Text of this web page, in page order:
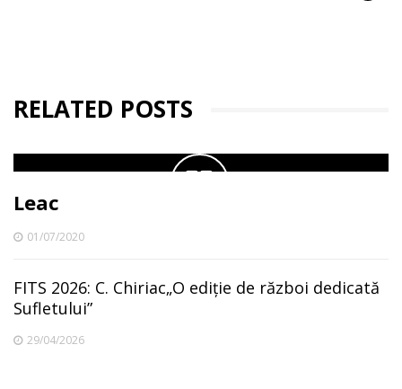
RELATED POSTS
Leac
01/07/2020
FITS 2026: C. Chiriac„O ediție de război dedicată
Sufletului”
29/04/2026